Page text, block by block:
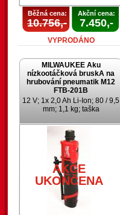
Běžná cena:
10.756,-
Akční cena:
7.450,-
VYPRODÁNO
MILWAUKEE Aku
nízkootáčková bruskA na
hrubování pneumatik M12
FTB-201B
12 V; 1x 2,0 Ah Li-Ion; 80 / 9,5
mm; 1,1 kg; taška
AKCE
UKONČENA